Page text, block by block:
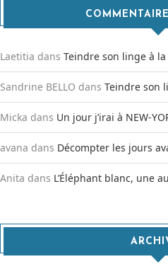
Laetitia dans Teindre son linge à
Sandrine BELLO dans Teindre son
Micka dans Un jour j’irai à NEW-
avana dans Décompter les jours
Anita dans L’Éléphant blanc, une